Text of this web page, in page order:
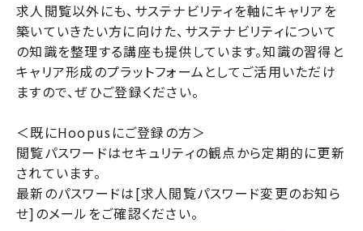
求人閲覧以外にも、サステナビリティを軸にキャリアを
築いていきたい方に向けた、サステナビリティについて
の知識を整理する講座も提供しています。知識の習得と
キャリア形成のプラットフォームとしてご活用いただけ
ますので、ぜひご登録ください。
＜既にHoopusにご登録の方＞
閲覧パスワードはセキュリティの観点から定期的に更新
されています。
最新のパスワードは[求人閲覧パスワード変更のお知ら
せ]のメールをご確認ください。